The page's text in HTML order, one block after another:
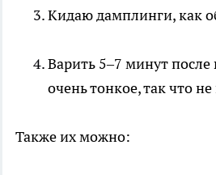
Кидаю дамплинги, как
Варить 5–7 минут после
очень тонкое, так что
Также их можно: